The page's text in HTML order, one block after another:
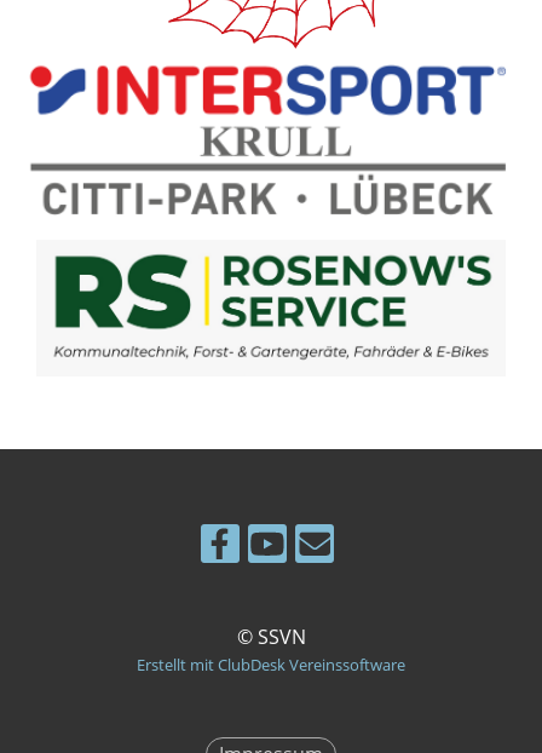
© SSVN
Erstellt mit ClubDesk Vereinssoftware